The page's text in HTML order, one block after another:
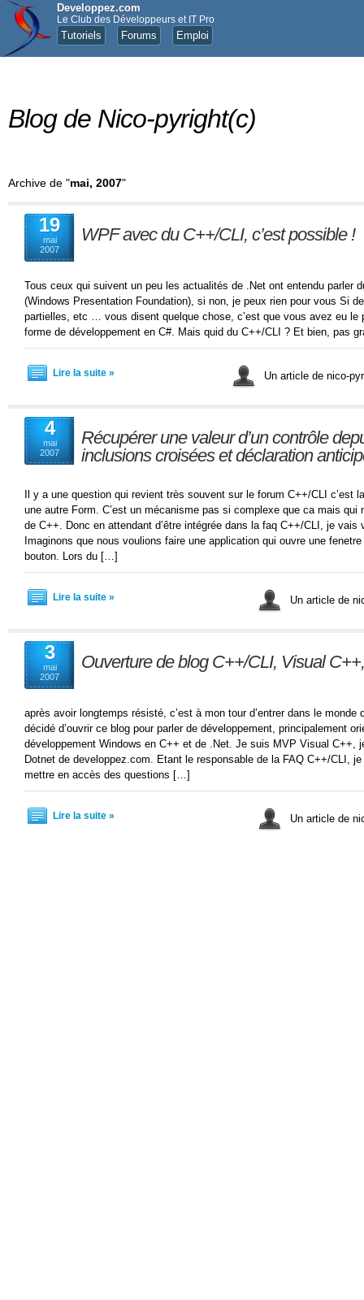
Developpez.com
Le Club des Développeurs et IT Pro
Tutoriels Forums Emploi
Blog de Nico-pyright(c)
Archive de "mai, 2007"
19
mai
2007
WPF avec du C++/CLI, c’est possible !
Tous ceux qui suivent un peu les actualités de .Net ont entendu parler
(Windows Presentation Foundation), si non, je peux rien pour vous Si
partielles, etc … vous disent quelque chose, c’est que vous avez eu le
forme de développement en C#. Mais quid du C++/CLI ? Et bien, pas
Lire la suite » Un article de nico-
4
mai
2007
Récupérer une valeur d’un contrôle
inclusions croisées et déclaration
Il y a une question qui revient très souvent sur le forum C++/CLI c’est
une autre Form. C’est un mécanisme pas si complexe que ca mais
de C++. Donc en attendant d’être intégrée dans la faq C++/CLI, je
Imaginons que nous voulions faire une application qui ouvre une
bouton. Lors du […]
Lire la suite » Un article de
3
mai
2007
Ouverture de blog C++/CLI, Visual
après avoir longtemps résisté, c’est à mon tour d’entrer dans le monde
décidé d’ouvrir ce blog pour parler de développement, principalement
développement Windows en C++ et de .Net. Je suis MVP Visual C++,
Dotnet de developpez.com. Etant le responsable de la FAQ C++/CLI,
mettre en accès des questions […]
Lire la suite » Un article de